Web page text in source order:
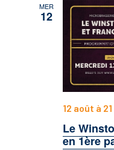
MER
12
Le
en 1ère
12 août à